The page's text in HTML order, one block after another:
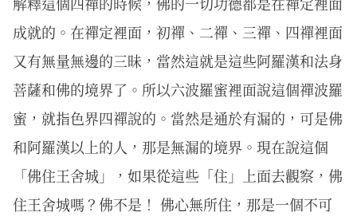
成就的。在禪定裡面，初禪、二禪、三禪、四禪裡面
又有無量無邊的三昧，當然這就是這些阿羅漢和法身
菩薩和佛的境界了。所以六波羅蜜裡面說這個禪波羅
蜜，就指色界四禪說的。當然是通於有漏的，可是佛
和阿羅漢以上的人，那是無漏的境界。現在說這個
「佛住王舍城」，如果從這些「住」上面去觀察，佛
住王舍城嗎？佛不是！ 佛心無所住，那是一個不可